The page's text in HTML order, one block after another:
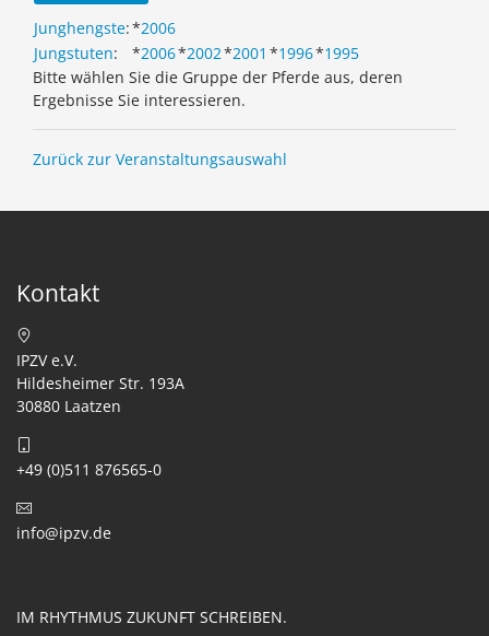
Junghengste:*2006
Jungstuten: *2006*2002*2001 *1996*1995
Bitte wählen Sie die Gruppe der Pferde aus, deren
Ergebnisse Sie interessieren.
Zurück zur Veranstaltungsauswahl
Kontakt
IPZV e.V.
Hildesheimer Str. 193A
30880 Laatzen
+49 (0)511 876565-0
info@ipzv.de
IM RHYTHMUS ZUKUNFT SCHREIBEN.